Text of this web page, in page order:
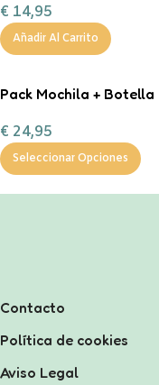
personalizable con
chocolate a la taza, nub
€ 14,95
Añadir Al Carrito
Pack Mochila + Botella
€ 24,95
Seleccionar Opciones
Contacto
Política de cookies
Aviso Legal